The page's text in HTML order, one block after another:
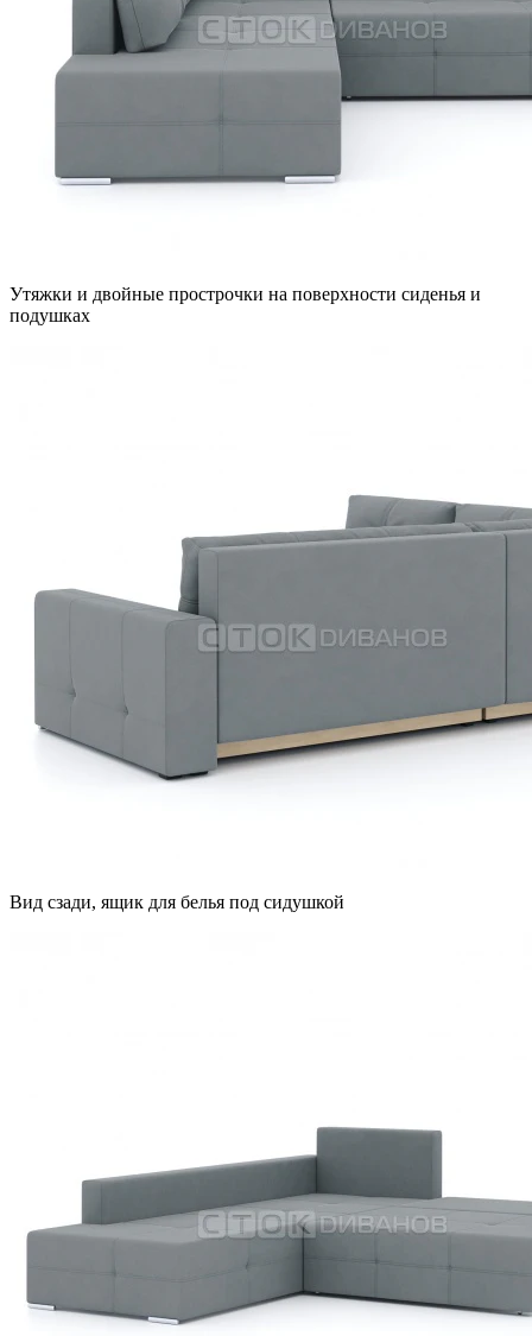
Утяжки и двойные прострочки на поверхности сиденья и
подушках
Вид сзади, ящик для белья под сидушкой